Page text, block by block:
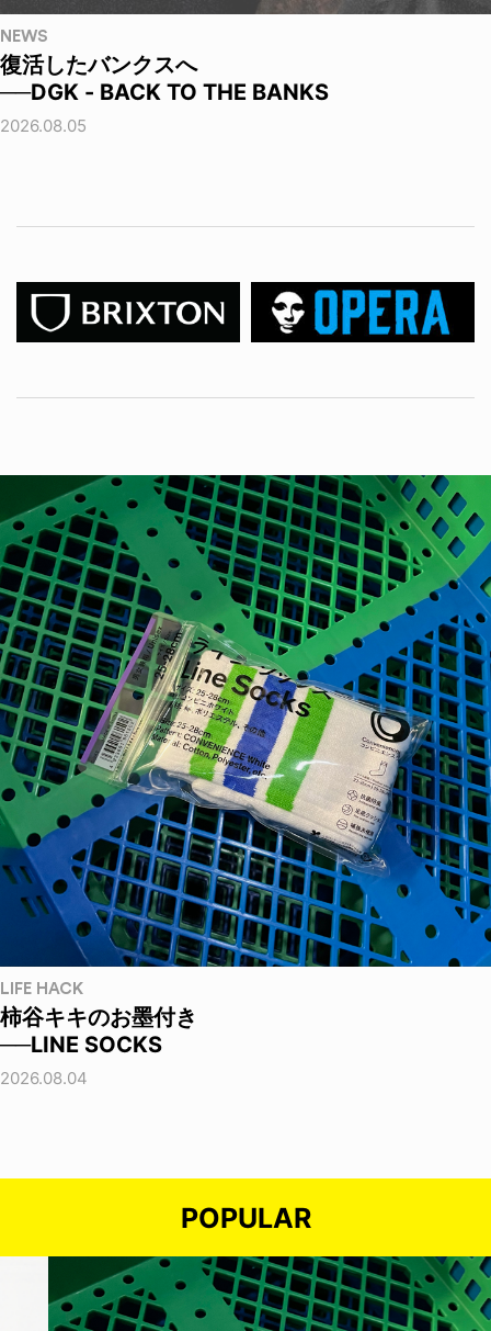
NEWS
復活したバンクスへ
──DGK - BACK TO THE BANKS
2026.08.05
LIFE HACK
柿谷キキのお墨付き
──LINE SOCKS
2026.08.04
POPULAR